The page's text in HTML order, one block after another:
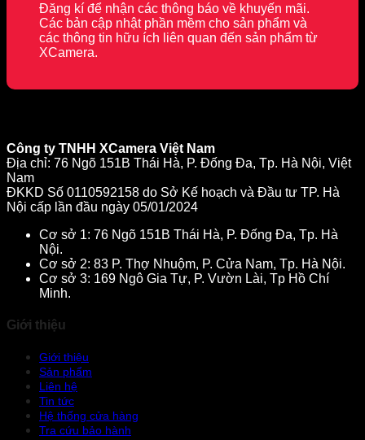
Đăng kí để nhận các thông báo về khuyến mãi.
Các bản cập nhật phần mềm cho sản phẩm và
các thông tin hữu ích liên quan đến sản phẩm từ
XCamera.
Công ty TNHH XCamera Việt Nam
Địa chỉ: 76 Ngõ 151B Thái Hà, P. Đống Đa, Tp. Hà Nội, Việt
Nam
ĐKKD Số 0110592158 do Sở Kế hoạch và Đầu tư TP. Hà
Nội cấp lần đầu ngày 05/01/2024
Cơ sở 1: 76 Ngõ 151B Thái Hà, P. Đống Đa, Tp. Hà
Nội.
Cơ sở 2: 83 P. Thợ Nhuộm, P. Cửa Nam, Tp. Hà Nội.
Cơ sở 3: 169 Ngô Gia Tự, P. Vườn Lài, Tp Hồ Chí
Minh.
Giới thiệu
Giới thiệu
Sản phẩm
Liên hệ
Tin tức
Hệ thống cửa hàng
Tra cứu bảo hành